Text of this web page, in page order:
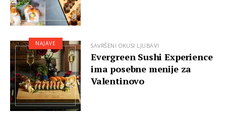
SAVRŠENI OKUSI LJUBAVI
Evergreen Sushi Experience
ima posebne menije za
Valentinovo
NAJAVE